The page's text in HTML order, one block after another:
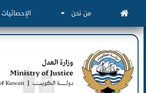
من نحن الإحصائيات